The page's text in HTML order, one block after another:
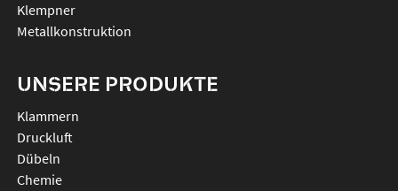
Klempner
Metallkonstruktion
UNSERE PRODUKTE
klammern
druckluft
dübeln
chemie